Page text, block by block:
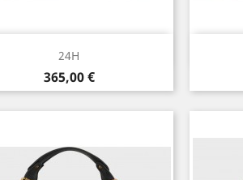
24H
Prix
365,00 €
Aperçu rapide